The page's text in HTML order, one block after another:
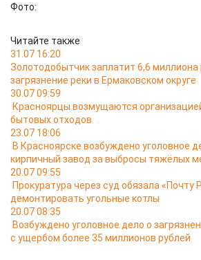
Фото:
Читайте также
31.07 16:20
Золотодобытчик заплатит 6,6 миллиона
загрязнение реки в Ермаковском округе
30.07 09:59
Красноярцы возмущаются
бытовых отходов
23.07 18:06
В Красноярске возбуждено уголовное
кирпичный завод за выбросы тяжёлых
20.07 09:55
Прокуратура через суд обязала «Почту
демонтировать угольные котлы
20.07 08:35
Возбуждено уголовное дело о
с ущербом более 35 миллионов рублей